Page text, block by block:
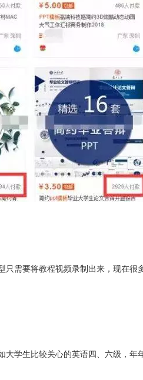
只需要将教程视频录制出来，现在很
学生比较关心的英语四、六级，年